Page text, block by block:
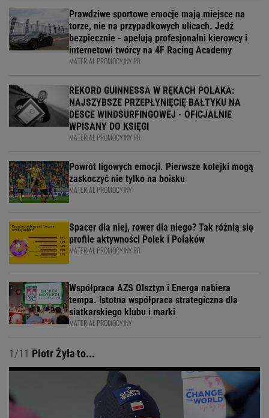
Prawdziwe sportowe emocje mają miejsce na
torze, nie na przypadkowych ulicach. Jedź
bezpiecznie - apelują profesjonalni kierowcy i
internetowi twórcy na 4F Racing Academy
MATERIAŁ PROMOCYJNY PR
REKORD GUINNESSA W RĘKACH POLAKA:
NAJSZYBSZE PRZEPŁYNIĘCIĘ BAŁTYKU NA
DESCE WINDSURFINGOWEJ - OFICJALNIE
WPISANY DO KSIĘGI
MATERIAŁ PROMOCYJNY PR
Powrót ligowych emocji. Pierwsze kolejki mogą
zaskoczyć nie tylko na boisku
MATERIAŁ PROMOCYJNY
Spacer dla niej, rower dla niego? Tak różnią się
profile aktywności Polek i Polaków
MATERIAŁ PROMOCYJNY PR
Współpraca AZS Olsztyn i Energa nabiera
tempa. Istotna współpraca strategiczna dla
siatkarskiego klubu i marki
MATERIAŁ PROMOCYJNY
1/11 Piotr Żyła to...